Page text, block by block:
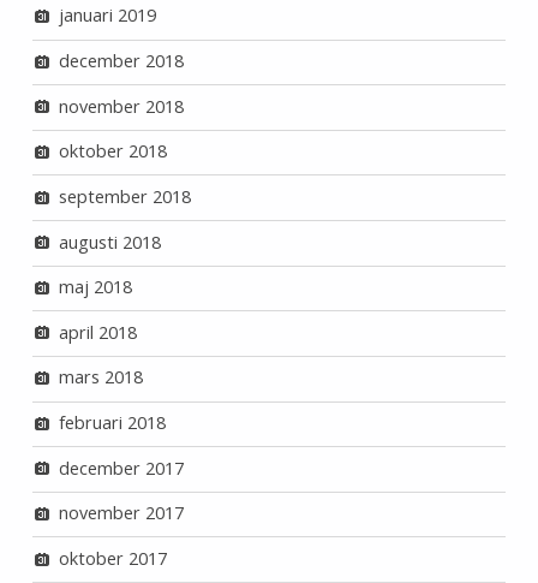
januari 2019
december 2018
november 2018
oktober 2018
september 2018
augusti 2018
maj 2018
april 2018
mars 2018
februari 2018
december 2017
november 2017
oktober 2017